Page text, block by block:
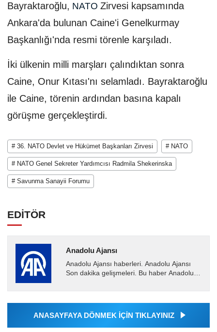
Bayraktaroğlu, NATO Zirvesi kapsamında
Ankara'da bulunan Caine'i Genelkurmay
Başkanlığı'nda resmi törenle karşıladı.
İki ülkenin milli marşları çalındıktan sonra
Caine, Onur Kıtası'nı selamladı. Bayraktaroğlu
ile Caine, törenin ardından basına kapalı
görüşme gerçekleştirdi.
# 36. NATO Devlet ve Hükümet Başkanları Zirvesi # NATO
# NATO Genel Sekreter Yardımcısı Radmila Shekerinska
# Savunma Sanayii Forumu
EDİTÖR
Anadolu Ajansı
Anadolu Ajansı haberleri. Anadolu Ajansı
Son dakika gelişmeleri. Bu haber Anadolu
Ajansı tarafından...
ANASAYFAYA DÖNMEK İÇİN TIKLAYINIZ